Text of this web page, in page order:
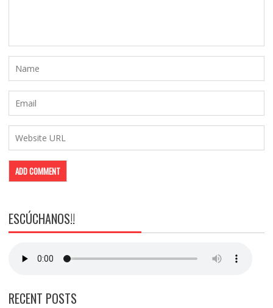
ESCÚCHANOS!!
RECENT POSTS